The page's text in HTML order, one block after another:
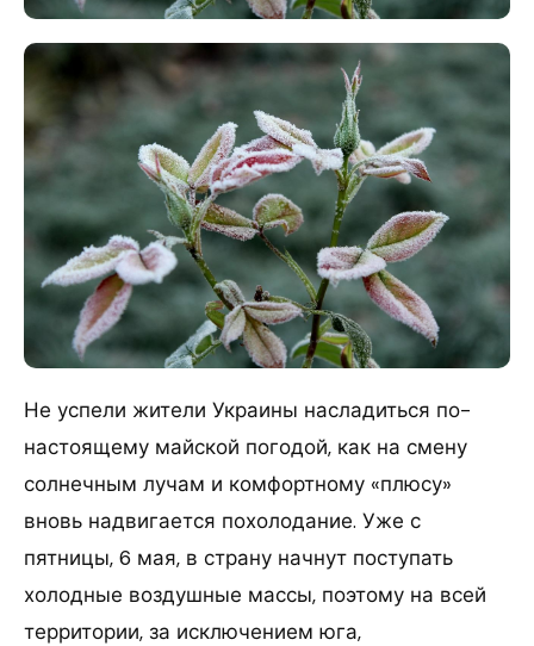
Не успели жители Украины насладиться по-
настоящему майской погодой, как на смену
солнечным лучам и комфортному «плюсу»
вновь надвигается похолодание. Уже с
пятницы, 6 мая, в страну начнут поступать
холодные воздушные массы, поэтому на всей
территории, за исключением юга,